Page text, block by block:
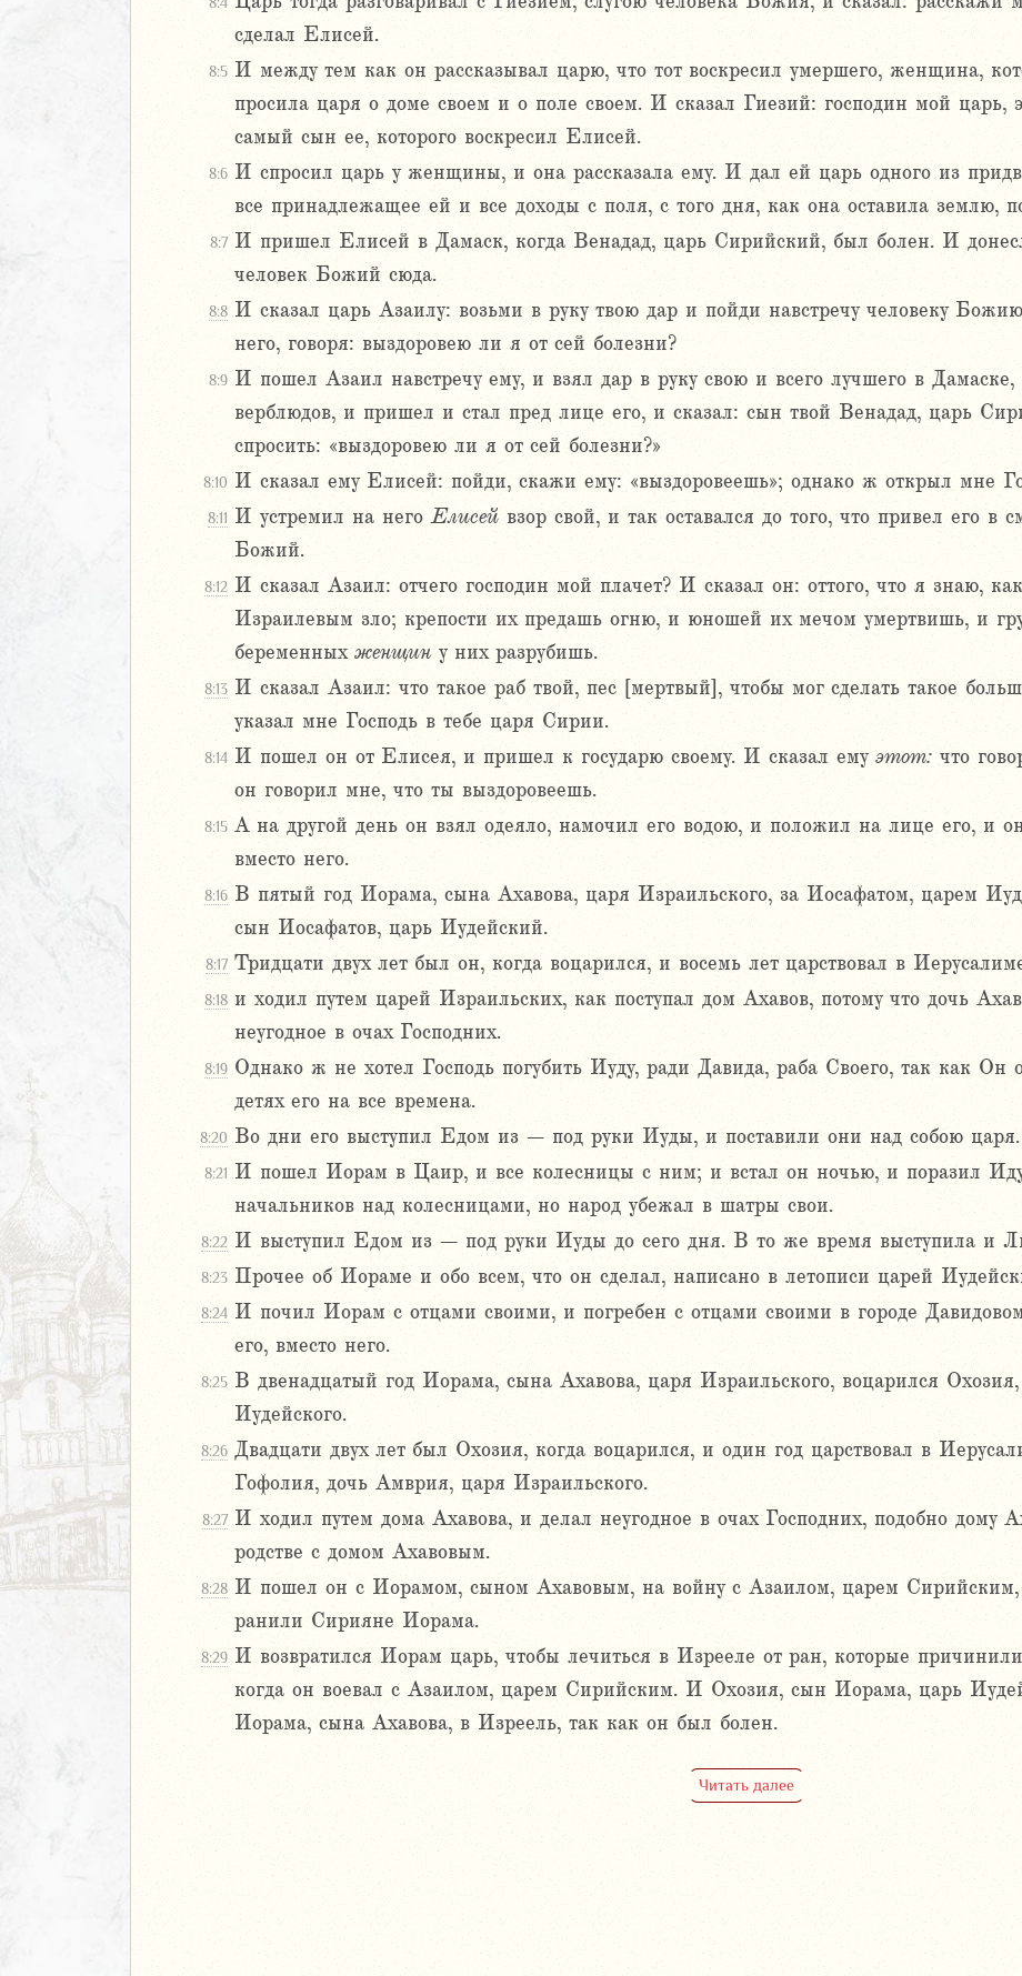
Иеремии
сделал Елисей.
8:5 И между тем как он рассказывал царю, что тот воскресил умершего, женщина,
просила царя о доме своем и о поле своем. И сказал Гиезий: господин мой царь,
самый сын ее, которого воскресил Елисей.
8:6 И спросил царь у женщины, и она рассказала ему. И дал ей царь одного из
все принадлежащее ей и все доходы с поля, с того дня, как она оставила землю,
8:7 И пришел Елисей в Дамаск, когда Венадад, царь Сирийский, был болен. И
человек Божий сюда.
8:8 И сказал царь Азаилу: возьми в руку твою дар и пойди навстречу человеку
него, говоря: выздоровею ли я от сей болезни?
8:9 И пошел Азаил навстречу ему, и взял дар в руку свою и всего лучшего в Дамаске,
верблюдов, и пришел и стал пред лице его, и сказал: сын твой Венадад, царь
спросить: «выздоровею ли я от сей болезни?»
8:10 И сказал ему Елисей: пойди, скажи ему: «выздоровеешь»; однако ж открыл мне
8:11 И устремил на негоЕлисей взор свой, и так оставался до того, что привел его в
Божий.
8:12 И сказал Азаил: отчего господин мой плачет? И сказал он: оттого, что я знаю,
Израилевым зло; крепости их предашь огню, и юношей их мечом умертвишь, и
беременных женщин у них разрубишь.
8:13 И сказал Азаил: что такое раб твой, пес [мертвый], чтобы мог сделать такое
указал мне Господь в тебе царя Сирии.
8:14 И пошел он от Елисея, и пришел к государю своему. И сказал ему этот: что
он говорил мне, что ты выздоровеешь.
8:15 А на другой день он взял одеяло, намочил его водою, и положил на лице его, и
вместо него.
8:16 В пятый год Иорама, сына Ахавова, царя Израильского, за Иосафатом, царем
сын Иосафатов, царь Иудейский.
8:17 Тридцати двух лет был он, когда воцарился, и восемь лет царствовал в
8:18 и ходил путем царей Израильских, как поступал дом Ахавов, потому что дочь
неугодное в очах Господних.
8:19 Однако ж не хотел Господь погубить Иуду, ради Давида, раба Своего, так как Он
детях его на все времена.
8:20 Во дни его выступил Едом из – под руки Иуды, и поставили они над собою царя.
8:21 И пошел Иорам в Цаир, и все колесницы с ним; и встал он ночью, и поразил
начальников над колесницами, но народ убежал в шатры свои.
8:22 И выступил Едом из – под руки Иуды до сего дня. В то же время выступила и
8:23 Прочее об Иораме и обо всем, что он сделал, написано в летописи царей
8:24 И почил Иорам с отцами своими, и погребен с отцами своими в городе
его, вместо него.
8:25 В двенадцатый год Иорама, сына Ахавова, царя Израильского, воцарился
Иудейского.
8:26 Двадцати двух лет был Охозия, когда воцарился, и один год царствовал в
Гофолия, дочь Амврия, царя Израильского.
8:27 И ходил путем дома Ахавова, и делал неугодное в очах Господних, подобно дому
родстве с домом Ахавовым.
8:28 И пошел он с Иорамом, сыном Ахавовым, на войну с Азаилом, царем
ранили Сирияне Иорама.
8:29 И возвратился Иорам царь, чтобы лечиться в Изрееле от ран, которые
когда он воевал с Азаилом, царем Сирийским. И Охозия, сын Иорама, царь
Иорама, сына Ахавова, в Изреель, так как он был болен.
Читать далее